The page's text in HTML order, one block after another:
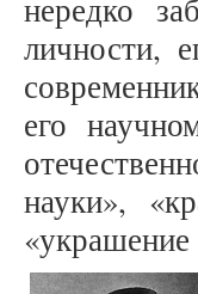
нередко
личности,
его
науки»,